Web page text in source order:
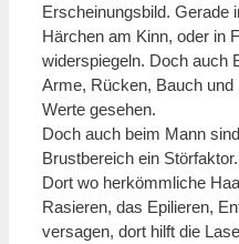
Erscheinungsbild. Gerade
Härchen am Kinn, oder in
widerspiegeln. Doch auch
Arme, Rücken, Bauch
Werte gesehen.
Doch auch beim Mann
Brustbereich ein Störfaktor.
Dort wo herkömmliche
Rasieren, das Epilieren,
versagen, dort hilft die